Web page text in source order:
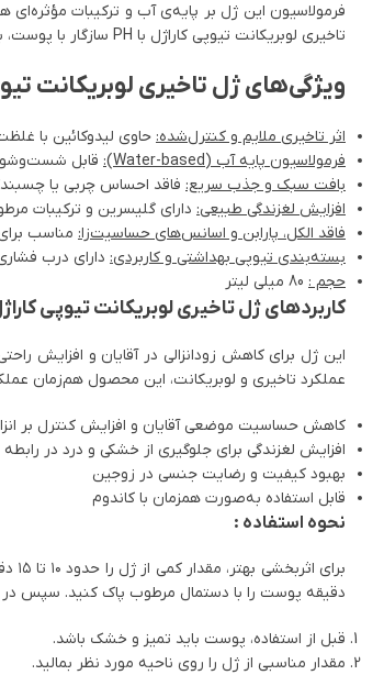
تاخیری لوبریکانت تیوپی کاراژل با PH سازگار با پوست، بدون الکل و پارابن است و برای استفاده‌ی ایمن و بدون تحریک پوستی مناسب می‌باشد.
ویژگی‌های ژل تاخیری لوبریکانت تیوپی کاراژل
اثر تاخیری ملایم و کنترل‌شده: حاوی لیدوکائین با
فرمولاسیون پایه آب (Water-based):
قابل شست‌وشو
بافت سبک و جذب سریع: فاقد احساس چربی یا
افزایش لغزندگی طبیعی: دارای گلیسرین و ترکیبات
فاقد الکل، پارابن و اسانس‌های حساسیت‌زا: مناسب
بسته‌بندی تیوپی بهداشتی و کاربردی: دارای درب
حجم :
کاربردهای ژل تاخیری لوبریکانت تیوپی کاراژل 85 میلی
این ژل برای کاهش زودانزالی در آقایان و افزایش
عملکرد تاخیری و لوبریکانت، این محصول هم‌زمان
کاهش حساسیت موضعی آقایان و افزایش کنترل بر
افزایش لغزندگی برای جلوگیری از خشکی و درد در رابطه
بهبود کیفیت و رضایت جنسی در زوجین
قابل استفاده به‌صورت همزمان با کاندوم
نحوه استفاده :
دقیقه پوست را با دستمال مرطوب پاک کنید. سپس در
قبل از استفاده، پوست باید تمیز و خشک باشد.
مقدار مناسبی از ژل را روی ناحیه مورد نظر بمالید.